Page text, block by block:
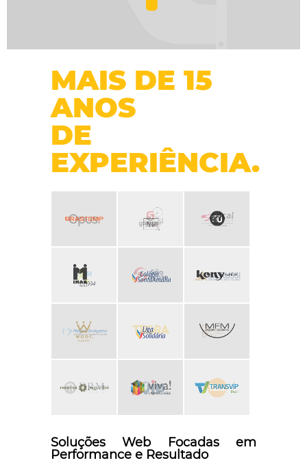
MAIS DE 15
ANOS
DE
EXPERIÊNCIA.
Soluções Web Focadas em
Performance e Resultado